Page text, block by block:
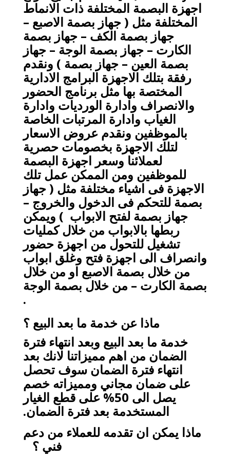
اجهزة البصمة المختلفة ذات الانماط
المختلفة مثل ( جهاز بصمة الاصبع –
جهاز بصمة الكف – جهاز بصمة
الكارت – جهاز بصمة الوجة – جهاز
بصمة العين – جهاز بصمة ) ونقدم
رفقة بتلك الاجهزة البرامج الادارية
المختصة بها مثل برنامج الحضور
والانصراف وادارة الورديات وادارة
الغياب وادارة المرتبات الخاصة
بالموظفين ونقدم عروض الاسعار
لتلك الاجهزة بخصومات حصرية
لعملائنا وسعر اجهزة البصمة
للموظفين ومن الممكن عمل تلك
الاجهزة فى اشياء مختلفة مثل ( جهاز
بصمة للتحكم فى الدخول والخروج –
جهاز بصمة لفتح الابواب ) ويمكن
ربطها بالابواب من خلال كمليات
تشغيل للتحول من اجهزة حضور
وانصراف الى اجهزة فتح وغلق ابواب
من خلال بصمة الاصبع او من خلال
بصمة الكارت – من خلال بصمة الوجة
.
ماذا عن خدمة ما بعد البيع ؟
خدمة ما بعد البيع وبعد انتهاء فترة
الضمان من اهم مميزاتنا لانك بعد
انتهاء فترة الضمان سوف تحصل
على ضمان مجاني ومميزاته خصم
يصل الى 50% على قطع الغيار
المستخدمة بعد فترة الضمان.
ماذا يمكن ان تقدمه للعملاء من دعم
فني ؟